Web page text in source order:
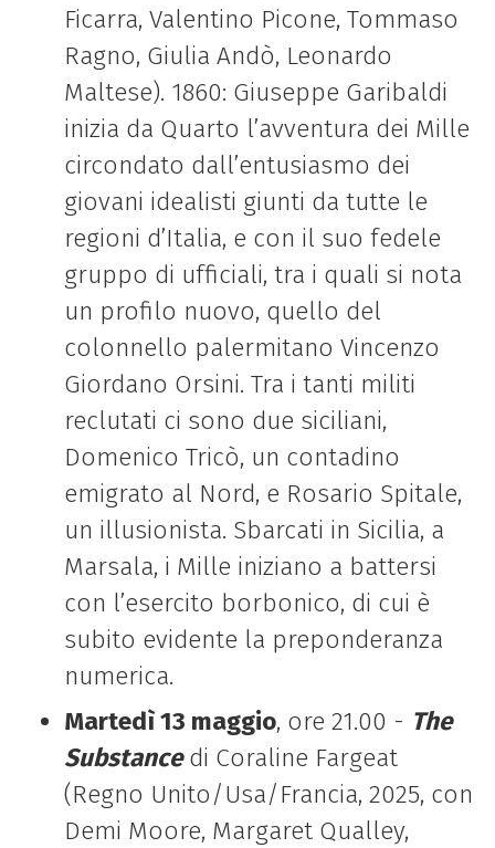
Ficarra, Valentino Picone, Tommaso
Ragno, Giulia Andò, Leonardo
Maltese). 1860: Giuseppe Garibaldi
inizia da Quarto l’avventura dei Mille
circondato dall’entusiasmo dei
giovani idealisti giunti da tutte le
regioni d’Italia, e con il suo fedele
gruppo di ufficiali, tra i quali si nota
un profilo nuovo, quello del
colonnello palermitano Vincenzo
Giordano Orsini. Tra i tanti militi
reclutati ci sono due siciliani,
Domenico Tricò, un contadino
emigrato al Nord, e Rosario Spitale,
un illusionista. Sbarcati in Sicilia, a
Marsala, i Mille iniziano a battersi
con l’esercito borbonico, di cui è
subito evidente la preponderanza
numerica.
Martedì 13 maggio, ore 21.00 - The
Substancedi Coraline Fargeat
(Regno Unito/Usa/Francia, 2025, con
Demi Moore, Margaret Qualley,